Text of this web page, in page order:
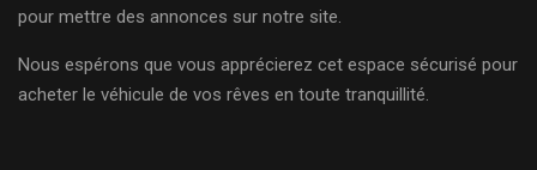
pour mettre des annonces sur notre site.
Nous espérons que vous apprécierez cet espace sécurisé pour
acheter le véhicule de vos rêves en toute tranquillité.